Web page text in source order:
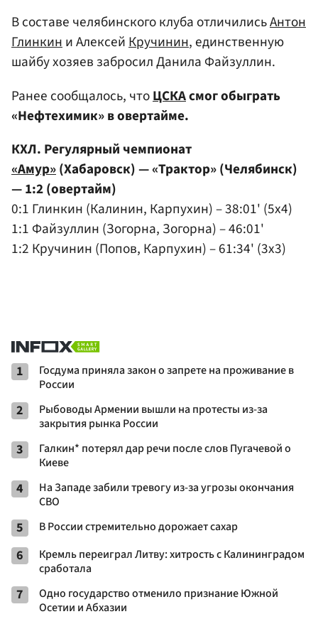
В составе челябинского клуба отличилисьАнтон
Глинкини АлексейКручинин, единственную
шайбу хозяев забросил Данила Файзуллин.
Ранее сообщалось, чтоЦСКАсмог обыграть
«Нефтехимик» в овертайме.
КХЛ. Регулярный чемпионат
«Амур»(Хабаровск) — «Трактор» (Челябинск)
— 1:2 (овертайм)
0:1 Глинкин (Калинин, Карпухин) – 38:01' (5x4)
1:1 Файзуллин (Зогорна, Зогорна) – 46:01'
1:2 Кручинин (Попов, Карпухин) – 61:34' (3x3)
1
Госдума приняла закон о запрете на проживание в
России
2
Рыбоводы Армении вышли на протесты из-за
закрытия рынка России
3
Галкин* потерял дар речи после слов Пугачевой о
Киеве
4
На Западе забили тревогу из-за угрозы окончания
СВО
5 В России стремительно дорожает сахар
6
Кремль переиграл Литву: хитрость с Калининградом
сработала
7
Одно государство отменило признание Южной
Осетии и Абхазии